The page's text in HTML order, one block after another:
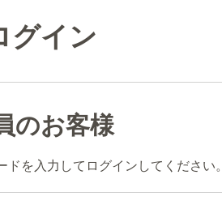
グイン
のお客様
ドを入力してログインしてください。